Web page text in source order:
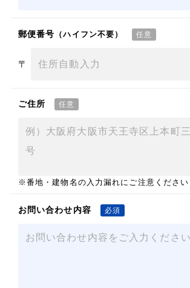
郵便番号 （ハイフン不要）
〒
ご住所
※番地・建物名の入力漏れにご注意ください
お問い合わせ内容